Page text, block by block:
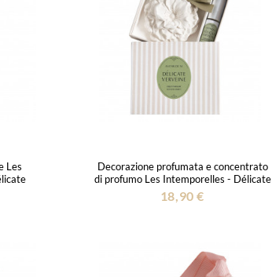
Les
Decorazione profumata e concentrato
di profumo Les Intemporelles - Délicate
Verveine
18,90 €